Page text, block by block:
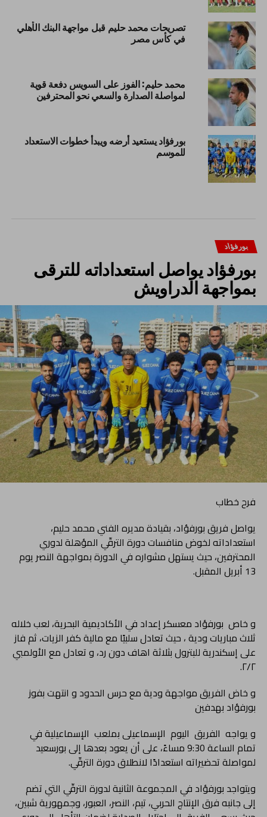
تصريحات محمد حليم قبل مواجهة البنك الأهلي
في كأس مصر
محمد حليم: الفوز على السويس دفعة قوية
لمواصلة الصدارة والسعي نحو المحترفين
بورفؤاد يستعيد أرضه ويبدأ خطوات الاستعداد
للموسم
بورفؤاد
بورفؤاد يواصل استعداداته للترقى
بمواجهة الدراويش
فرح خطاب
يواصل فريق بورفؤاد، بقيادة مديره الفني محمد حليم،
استعداداته لخوض منافسات دورة الترقّي المؤهلة لدوري
المحترفين، حيث يستهل مشواره في الدورة بمواجهة النصر يوم
13 أبريل المقبل.
و خاص بورفؤاد معسكر إعداد في الأكاديمية البحرية، لعب خلاله
ثلاث مباريات ودية ، حيث تعادل سلبيًا مع مالية كفر الزيات، ثم فاز
على إسكندرية للبترول بثلاثة اهاف دون رد، و تعادل مع الأولمبي
٢/٢.
و خاض الفريق مواجهة ودية مع حرس الحدود و انتهت بفوز
بورفؤاد بهدفين
و يواجه الفريق اليوم الإسماعيلى بملعب الإسماعيلية في
تمام الساعة 9:30 مساءً، على أن يعود بعدها إلى بورسعيد
لمواصلة تحضيراته استعدادًا لانطلاق دورة الترقّي.
ويتواجد بورفؤاد في المجموعة الثانية لدورة الترقّي التي تضم
إلى جانبه فرق الإنتاج الحربي، تيم، النصر، العبور، وجمهورية شبين،